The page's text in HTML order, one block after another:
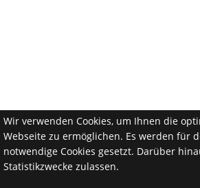
Wir verwenden Cookies, um Ihnen die
Webseite zu ermöglichen. Es werden für
notwendige Cookies gesetzt. Darüber
Statistikzwecke zulassen.